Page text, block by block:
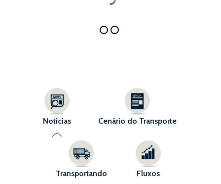
Notícias Cenário do Transporte
Transportando Fluxos